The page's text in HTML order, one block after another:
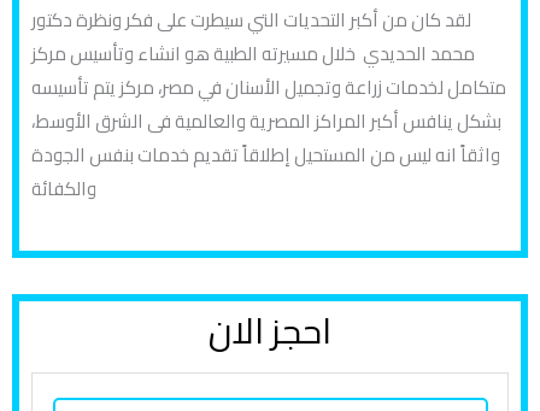
لقد كان من أكبر التحديات التي سيطرت على فكر ونظرة دكتور
محمد الحديدي خلال مسيرته الطبية هو انشاء وتأسيس مركز
متكامل لخدمات زراعة وتجميل الأسنان في مصر، مركز يتم تأسيسه
بشكل ينافس أكبر المراكز المصرية والعالمية فى الشرق الأوسط،
واثقاً انه ليس من المستحيل إطلاقاً تقديم خدمات بنفس الجودة
والكفائة
احجز الان